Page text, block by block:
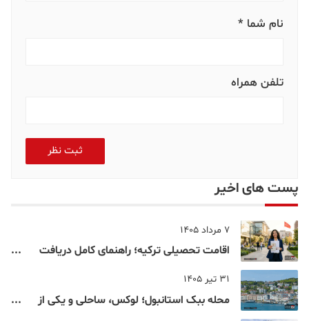
نام شما *
تلفن همراه
ثبت نظر
پست های اخیر
7 مرداد 1405
اقامت تحصیلی ترکیه؛ راهنمای کامل دریافت
31 تیر 1405
محله ببک استانبول؛ لوکس، ساحلی و یکی از